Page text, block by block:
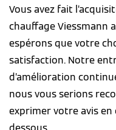
Vous avez fait
chauffage Viessmann
espérons que votre
satisfaction. Notre
d’amélioration
nous vous serions
exprimer votre avis